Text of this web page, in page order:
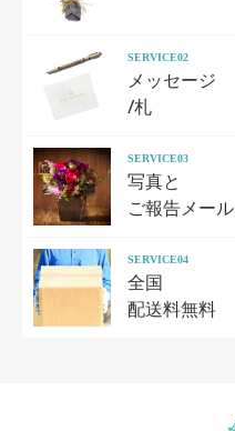
SERVICE02
メッセージ
/札
SERVICE03
写真と
ご報告メール
SERVICE04
全国
配送料無料